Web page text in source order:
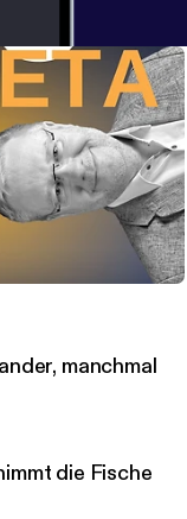
Veränderung.
ein großer Teil
des
manchmal
die Fische